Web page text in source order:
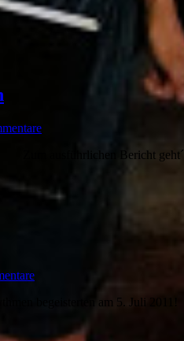
ausführlichen Bericht
begeisterten am 5. Juli